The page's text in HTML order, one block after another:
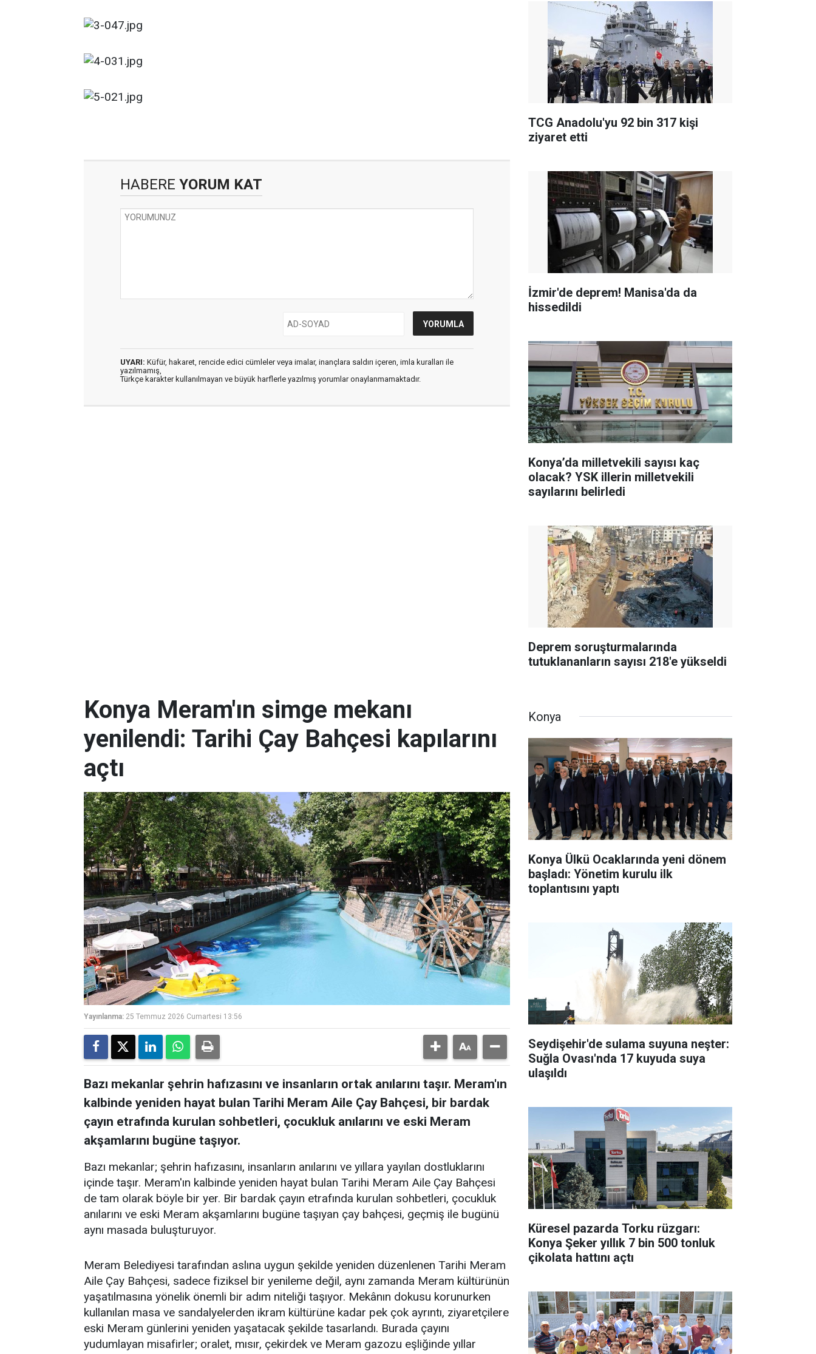
HABERE YORUM KAT
UYARI: Küfür, hakaret, rencide edici cümleler veya imalar, inançlara saldırı içeren, imla kuralları ile
yazılmamış,
Türkçe karakter kullanılmayan ve büyük harflerle yazılmış yorumlar onaylanmamaktadır.
TCG Anadolu'yu 92 bin 317 kişi
ziyaret etti
İzmir'de deprem! Manisa'da da
hissedildi
Konya’da milletvekili sayısı kaç
olacak? YSK illerin milletvekili
sayılarını belirledi
Deprem soruşturmalarında
tutuklananların sayısı 218'e yükseldi
Konya Meram'ın simge mekanı
yenilendi: Tarihi Çay Bahçesi kapılarını
açtı
Yayınlanma: 25 Temmuz 2026 Cumartesi 13:56
Bazı mekanlar şehrin hafızasını ve insanların ortak anılarını taşır. Meram'ın
kalbinde yeniden hayat bulan Tarihi Meram Aile Çay Bahçesi, bir bardak
çayın etrafında kurulan sohbetleri, çocukluk anılarını ve eski Meram
akşamlarını bugüne taşıyor.
Bazı mekanlar; şehrin hafızasını, insanların anılarını ve yıllara yayılan dostluklarını
içinde taşır. Meram'ın kalbinde yeniden hayat bulan Tarihi Meram Aile Çay Bahçesi
de tam olarak böyle bir yer. Bir bardak çayın etrafında kurulan sohbetleri, çocukluk
anılarını ve eski Meram akşamlarını bugüne taşıyan çay bahçesi, geçmiş ile bugünü
aynı masada buluşturuyor.
Meram Belediyesi tarafından aslına uygun şekilde yeniden düzenlenen Tarihi Meram
Aile Çay Bahçesi, sadece fiziksel bir yenileme değil, aynı zamanda Meram kültürünün
yaşatılmasına yönelik önemli bir adım niteliği taşıyor. Mekânın dokusu korunurken
kullanılan masa ve sandalyelerden ikram kültürüne kadar pek çok ayrıntı, ziyaretçilere
eski Meram günlerini yeniden yaşatacak şekilde tasarlandı. Burada çayını
yudumlayan misafirler; oralet, mısır, çekirdek ve Meram gazozu eşliğinde yıllar
Konya
Konya Ülkü Ocaklarında yeni dönem
başladı: Yönetim kurulu ilk
toplantısını yaptı
Seydişehir'de sulama suyuna neşter:
Suğla Ovası'nda 17 kuyuda suya
ulaşıldı
Küresel pazarda Torku rüzgarı:
Konya Şeker yıllık 7 bin 500 tonluk
çikolata hattını açtı